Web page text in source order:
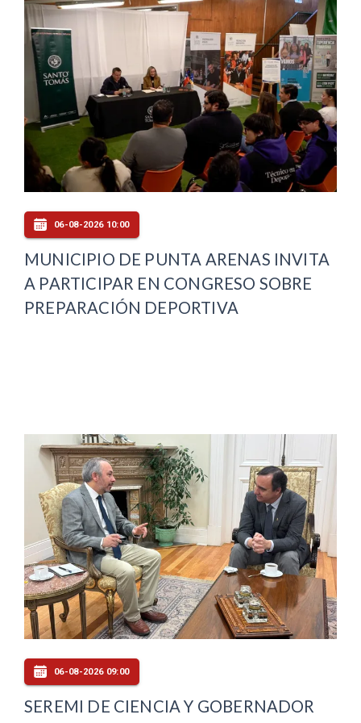
06-08-2026 10:00
MUNICIPIO DE PUNTA ARENAS INVITA
A PARTICIPAR EN CONGRESO SOBRE
PREPARACIÓN DEPORTIVA
06-08-2026 09:00
SEREMI DE CIENCIA Y GOBERNADOR